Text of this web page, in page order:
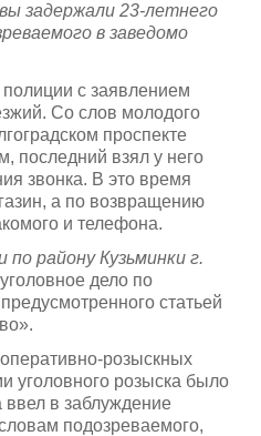
задержали 23-летнего
в заведомо
с заявлением
Со слов молодого
проспекте
последний взял у него
звонка. В это время
а по возвращению
и телефона.
по району Кузьминки г.
дело по
статьей
розыскных
уголовного розыска было
ввел в заблуждение
подозреваемого,